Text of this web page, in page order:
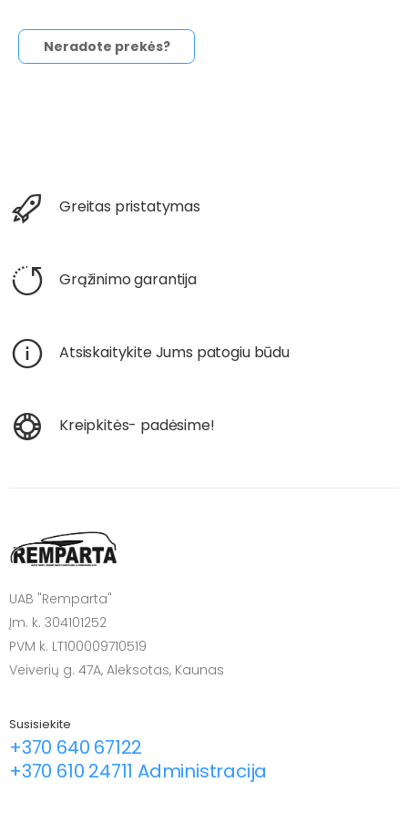
Neradote prekės?
Greitas pristatymas
Grąžinimo garantija
Atsiskaitykite Jums patogiu būdu
Kreipkitės- padėsime!
UAB "Remparta"
Įm. k. 304101252
PVM k. LT100009710519
Veiverių g. 47A, Aleksotas, Kaunas
Susisiekite
+370 640 67122
+370 610 24711 Administracija